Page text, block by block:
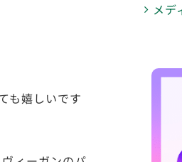
も嬉しいです
メデ